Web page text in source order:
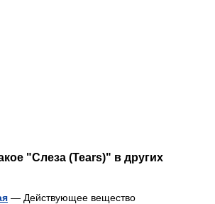
"Слеза (Tears)" в других
— Действующее вещество